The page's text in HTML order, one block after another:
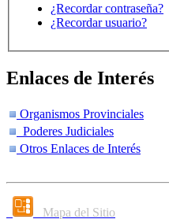
¿Recordar contraseña?
¿Recordar usuario?
Enlaces de Interés
Organismos Provinciales
Poderes Judiciales
Otros Enlaces de Interés
Mapa del Sitio